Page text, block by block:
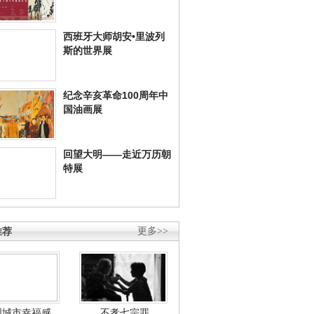
西班牙大师胡安•里波列
斯的世界展
纪念辛亥革命100周年中
国油画展
回望大明——走近万历朝
特展
更多>>
荐